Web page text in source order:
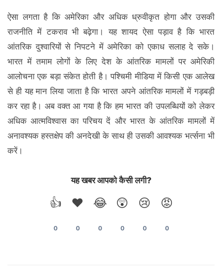
ऐसा लगता है कि अमेरिका और अधिक ध्रुवीकृत होगा और उसकी
राजनीति में टकराव भी बढ़ेगा। यह शायद ऐसा पड़ाव है कि भारत
आंतरिक दुश्वारियों से निपटने में अमेरिका को एकाध सलाह दे सके।
भारत में तमाम लोगों के लिए देश के आंतरिक मामलों पर अमेरिकी
आलोचना एक बड़ा संकेत होती है। पश्चिमी मीडिया में किसी एक आलेख
से ही यह मान लिया जाता है कि भारत अपने आंतरिक मामलों में गड़बड़ी
कर रहा है। अब वक्त आ गया है कि हम भारत की उपलब्धियों को लेकर
अधिक आत्मविश्वास का परिचय दें और भारत के आंतरिक मामलों में
अनावश्यक हस्तक्षेप की अनदेखी के साथ ही उसकी आवश्यक भर्त्सना भी
करें।
यह खबर आपको कैसी लगी?
👍
0
❤️
0
😂
0
😲
0
😢
0
😡
0